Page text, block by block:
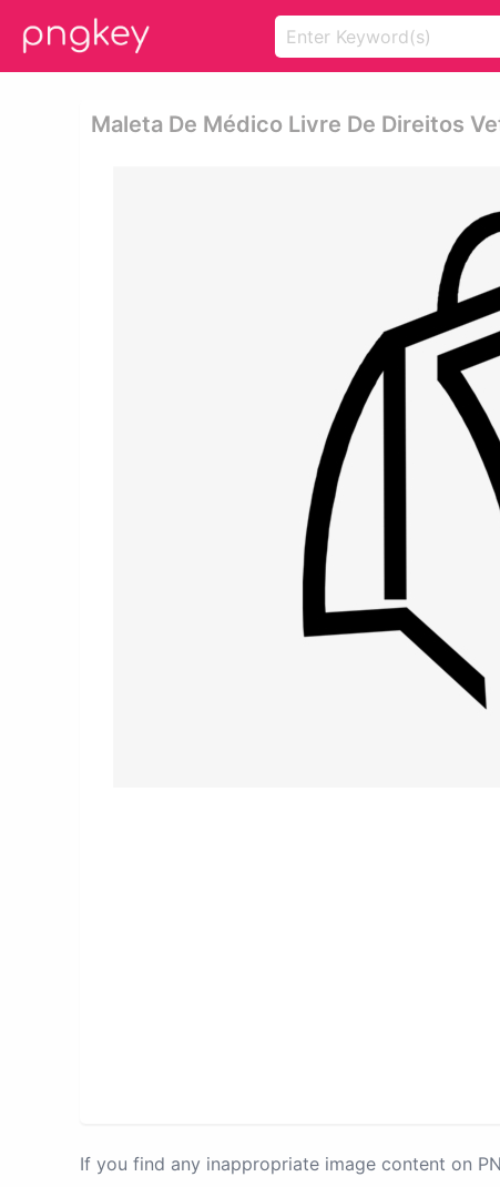
Maleta De Médico Livre De Direitos
If you find any inappropriate image content on